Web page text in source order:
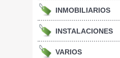
INMOBILIARIOS
INSTALACIONES
VARIOS